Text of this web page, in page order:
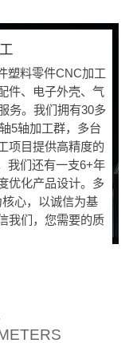
塑料零件CNC加工
件、电子外壳、气
务。我们拥有30多
5轴加工群，多台
项目提供高精度的
我们还有一支6+年
优化产品设计。多
心，以诚信为基
我们，您需要的质